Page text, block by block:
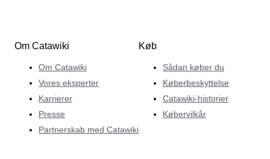
Om Catawiki
Om Catawiki
Vores eksperter
Karrierer
Presse
Partnerskab med Catawiki
Køb
Sådan køber du
Køberbeskyttelse
Catawiki-historier
Købervilkår